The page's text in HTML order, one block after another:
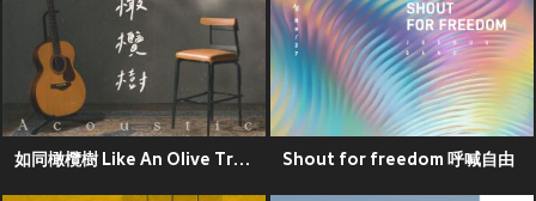
如同橄欖樹 Like An Olive Tree (Acoustic Live) Shout for freedom 呼喊自由